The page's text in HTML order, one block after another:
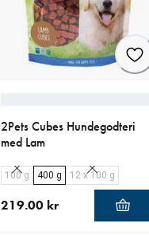
2Pets Cubes Hundegodteri
med Lam
100 g 400 g 12 x 100 g
219.00 kr